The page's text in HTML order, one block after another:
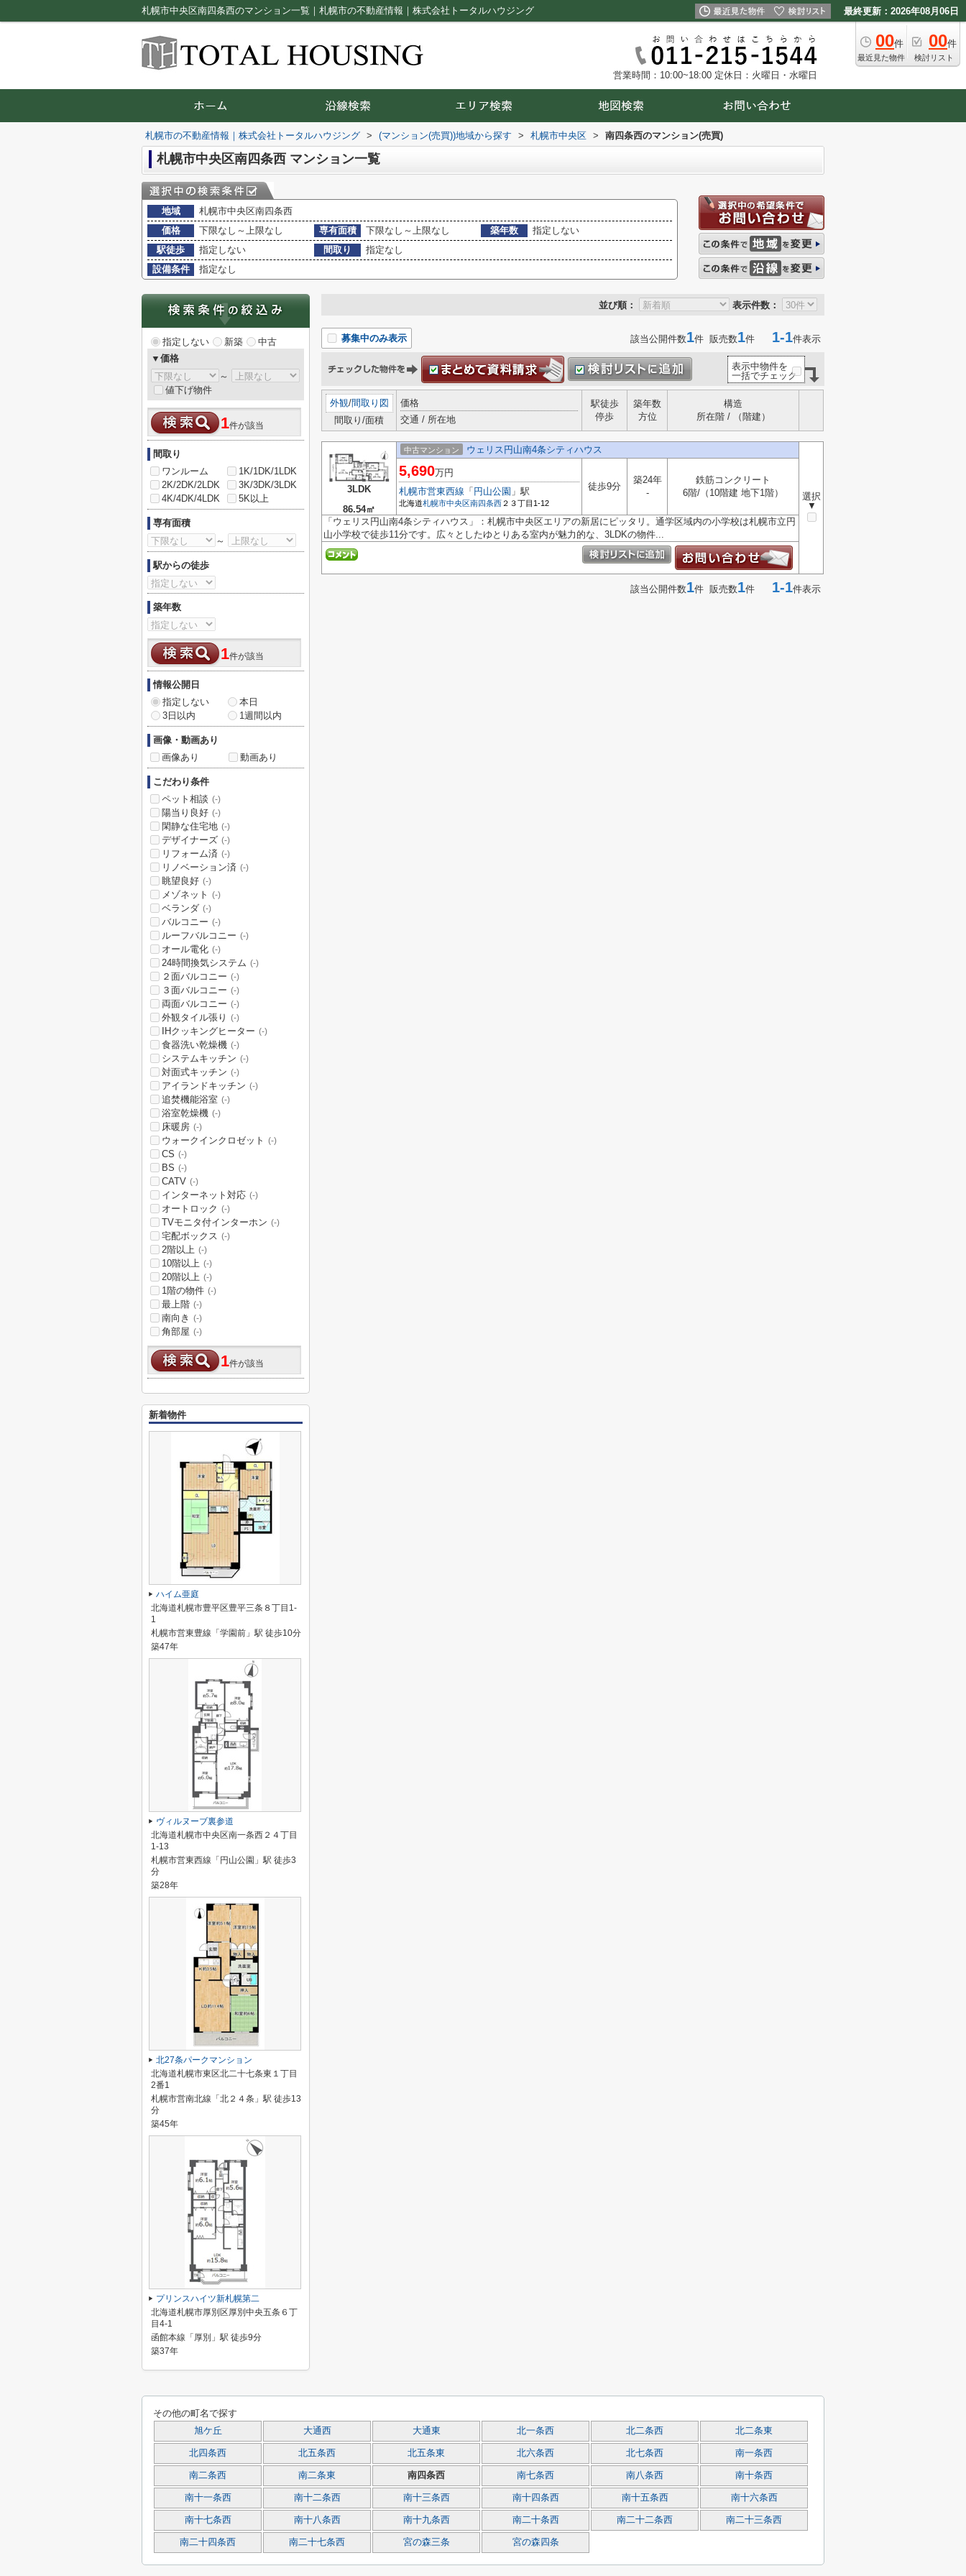
札幌市中央区南四条西のマンション一覧｜札幌市の不動産情報｜株式会社トータルハウジング 最終更新：2026年08月06日
00件
最近見た物件
00件
検討リスト
営業時間：10:00~18:00 定休日：火曜日・水曜日
札幌市の不動産情報｜株式会社トータルハウジング > (マンション(売買))地域から探す > 札幌市中央区 > 南四条西のマンション(売買)
札幌市中央区南四条西 マンション一覧
地域
札幌市中央区南四条西
価格
下限なし～上限なし 専有面積 下限なし～上限なし 築年数
指定しない
駅徒歩
指定しない 間取り
指定なし
設備条件
指定なし
並び順： 表示件数：
募集中のみ表示 該当公開件数1件 販売数1件 1-1件表示
表示中物件を
一括でチェック
外観/間取り図
間取り/面積
価格
交通 / 所在地
駅徒歩
停歩
築年数
方位
構造
所在階 / （階建）
3LDK
86.54㎡
中古マンション ウェリス円山南4条シティハウス
選択
▼
5,690万円
札幌市営東西線 「 円山公園 」駅
北海道札幌市中央区南四条西 ２３丁目1-12
徒歩9分
築24年
-
鉄筋コンクリート
6階/（10階建 地下1階）
「ウェリス円山南4条シティハウス」：札幌市中央区エリアの新居にピッタリ。通学区域内の小学校は札幌市立円
山小学校で徒歩11分です。広々としたゆとりある室内が魅力的な、3LDKの物件...
該当公開件数1件 販売数1件 1-1件表示
指定しない 新築
中古
▼価格
～
値下げ物件
1件が該当
間取り
ワンルーム
1K/1DK/1LDK
2K/2DK/2LDK
3K/3DK/3LDK
4K/4DK/4LDK
5K以上
専有面積
～
駅からの徒歩
築年数
1件が該当
情報公開日
指定しない
本日
3日以内
1週間以内
画像・動画あり
画像あり
動画あり
こだわり条件
ペット相談 (-)
陽当り良好 (-)
閑静な住宅地 (-)
デザイナーズ (-)
リフォーム済 (-)
リノベーション済 (-)
眺望良好 (-)
メゾネット (-)
ベランダ (-)
バルコニー (-)
ルーフバルコニー (-)
オール電化 (-)
24時間換気システム (-)
２面バルコニー (-)
３面バルコニー (-)
両面バルコニー (-)
外観タイル張り (-)
IHクッキングヒーター (-)
食器洗い乾燥機 (-)
システムキッチン (-)
対面式キッチン (-)
アイランドキッチン (-)
追焚機能浴室 (-)
浴室乾燥機 (-)
床暖房 (-)
ウォークインクロゼット (-)
CS (-)
BS (-)
CATV (-)
インターネット対応 (-)
オートロック (-)
TVモニタ付インターホン (-)
宅配ボックス (-)
2階以上 (-)
10階以上 (-)
20階以上 (-)
1階の物件 (-)
最上階 (-)
南向き (-)
角部屋 (-)
1件が該当
新着物件
ハイム亜庭
北海道札幌市豊平区豊平三条８丁目1-
1
札幌市営東豊線「学園前」駅 徒歩10分
築47年
ヴィルヌーブ裏参道
北海道札幌市中央区南一条西２４丁目
1-13
札幌市営東西線「円山公園」駅 徒歩3
分
築28年
北27条パークマンション
北海道札幌市東区北二十七条東１丁目
2番1
札幌市営南北線「北２４条」駅 徒歩13
分
築45年
プリンスハイツ新札幌第二
北海道札幌市厚別区厚別中央五条６丁
目4-1
函館本線「厚別」駅 徒歩9分
築37年
その他の町名で探す
旭ケ丘 大通西 大通東 北一条西 北二条西 北二条東
北四条西 北五条西 北五条東 北六条西 北七条西 南一条西
南二条西 南二条東 南四条西 南七条西 南八条西 南十条西
南十一条西 南十二条西 南十三条西 南十四条西 南十五条西 南十六条西
南十七条西 南十八条西 南十九条西 南二十条西 南二十二条西 南二十三条西
南二十四条西 南二十七条西 宮の森三条 宮の森四条